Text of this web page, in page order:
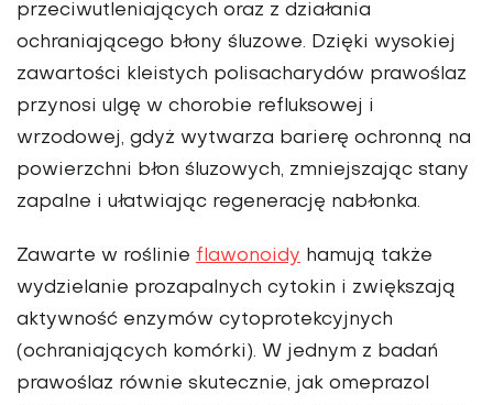
przeciwutleniających oraz z działania
ochraniającego błony śluzowe. Dzięki wysokiej
zawartości kleistych polisacharydów prawoślaz
przynosi ulgę w chorobie refluksowej i
wrzodowej, gdyż wytwarza barierę ochronną na
powierzchni błon śluzowych, zmniejszając stany
zapalne i ułatwiając regenerację nabłonka.
Zawarte w roślinie flawonoidy hamują także
wydzielanie prozapalnych cytokin i zwiększają
aktywność enzymów cytoprotekcyjnych
(ochraniających komórki). W jednym z badań
prawoślaz równie skutecznie, jak omeprazol